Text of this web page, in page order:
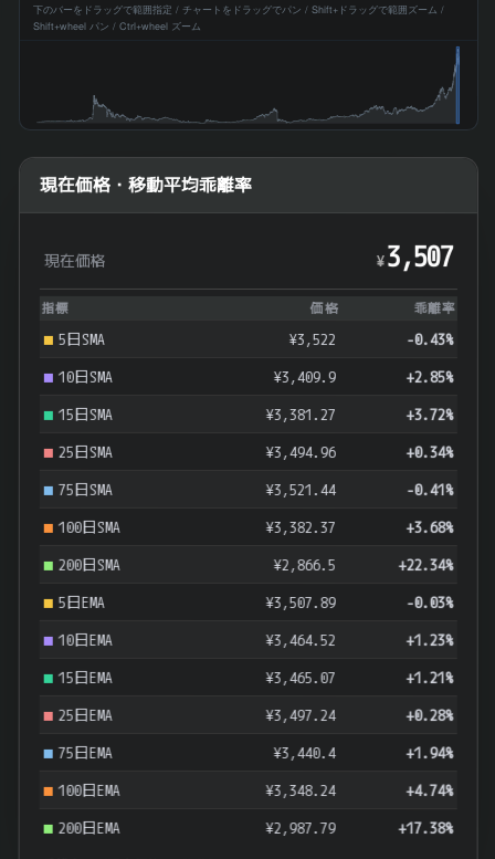
下のバーをドラッグで範囲指定 / チャートをドラッグでパン / Shift+ドラッグで範囲ズーム /
Shift+wheel パン / Ctrl+wheel ズーム
現在価格・移動平均乖離率
現在価格 ¥3,507
指標 価格 乖離率
5日SMA ¥3,522 -0.43%
10日SMA ¥3,409.9 +2.85%
15日SMA ¥3,381.27 +3.72%
25日SMA ¥3,494.96 +0.34%
75日SMA ¥3,521.44 -0.41%
100日SMA ¥3,382.37 +3.68%
200日SMA ¥2,866.5 +22.34%
5日EMA ¥3,507.89 -0.03%
10日EMA ¥3,464.52 +1.23%
15日EMA ¥3,465.07 +1.21%
25日EMA ¥3,497.24 +0.28%
75日EMA ¥3,440.4 +1.94%
100日EMA ¥3,348.24 +4.74%
200日EMA ¥2,987.79 +17.38%